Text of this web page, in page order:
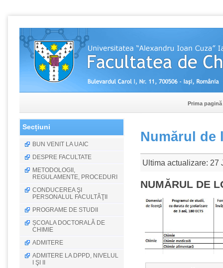
Prima pagină
Secțiuni
BUN VENIT LA UAIC
DESPRE FACULTATE
METODOLOGII,
REGULAMENTE, PROCEDURI
CONDUCEREA ŞI
PERSONALUL FACULTĂŢII
PROGRAME DE STUDII
ȘCOALA DOCTORALĂ DE
CHIMIE
ADMITERE
ADMITERE LA DPPD, NIVELUL
I ŞI II
Numărul de
Ultima actualizare: 27
NUMĂRUL DE